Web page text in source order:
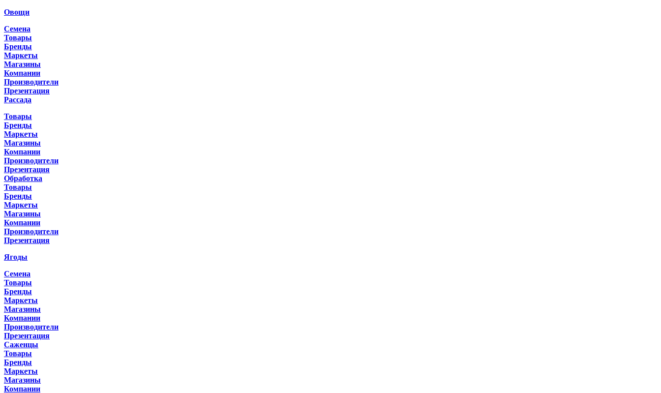
Овощи
Семена
Товары
Бренды
Маркеты
Магазины
Компании
Производители
Презентация
Рассада
Товары
Бренды
Маркеты
Магазины
Компании
Производители
Презентация
Обработка
Товары
Бренды
Маркеты
Магазины
Компании
Производители
Презентация
Ягоды
Семена
Товары
Бренды
Маркеты
Магазины
Компании
Производители
Презентация
Саженцы
Товары
Бренды
Маркеты
Магазины
Компании